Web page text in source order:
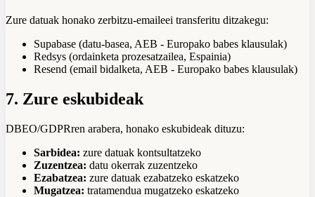
Zure datuak honako zerbitzu-emaileei transferitu ditzakegu:
Supabase (datu-basea, AEB - Europako babes klausulak)
Redsys (ordainketa prozesatzailea, Espainia)
Resend (email bidalketa, AEB - Europako babes klausulak)
7. Zure eskubideak
DBEO/GDPRren arabera, honako eskubideak dituzu:
Sarbidea: zure datuak kontsultatzeko
Zuzentzea: datu okerrak zuzentzeko
Ezabatzea: zure datuak ezabatzeko eskatzeko
Mugatzea: tratamendua mugatzeko eskatzeko